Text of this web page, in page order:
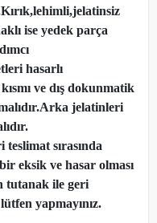
ise yedek parça
hasarlı
ve dış dokunmatik
jelatinleri
sırasında
eksik ve hasar olması
tutanak ile geri
yapmayınız.